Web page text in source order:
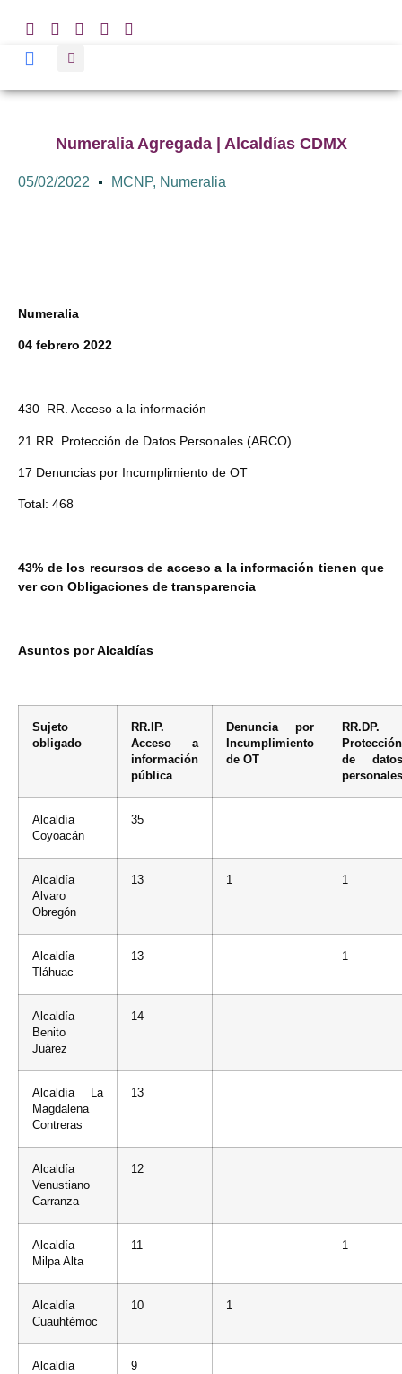
Numeralia Agregada | Alcaldías CDMX
05/02/2022 MCNP, Numeralia
Numeralia
04 febrero 2022
430 RR. Acceso a la información
21 RR. Protección de Datos Personales (ARCO)
17 Denuncias por Incumplimiento de OT
Total: 468
43% de los recursos de acceso a la información tienen que
ver con Obligaciones de transparencia
Asuntos por Alcaldías
Sujeto
obligado
RR.IP.
Acceso a
información
pública
Denuncia por
Incumplimiento
de OT
RR.DP.
Protección
de datos
personales
Alcaldía
Coyoacán
35
Alcaldía
Alvaro
Obregón
13 1 1
Alcaldía
Tláhuac
13 1
Alcaldía
Benito
Juárez
14
Alcaldía La
Magdalena
Contreras
13
Alcaldía
Venustiano
Carranza
12
Alcaldía
Milpa Alta
11 1
Alcaldía
Cuauhtémoc
10 1
Alcaldía
9